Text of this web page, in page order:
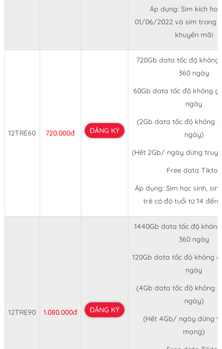
Áp dụng: Sim kích
01/06/2022 và sim trong
khuyến mãi
12TRE60 720.000đ ĐĂNG KÝ
720Gb data tốc độ
360 ngày
60Gb data tốc độ không
ngày
(2Gb data tốc độ không
ngày)
(Hết 2Gb/ ngày dừng truy
Free data Tiktok
Áp dụng: Sim học sinh,
trẻ có độ tuổi từ 14 đến
12TRE90 1.080.000đ ĐĂNG KÝ
1440Gb data tốc độ
360 ngày
120Gb data tốc độ không
ngày
(4Gb data tốc độ không
ngày)
(Hết 4Gb/ ngày dừng
mạng)